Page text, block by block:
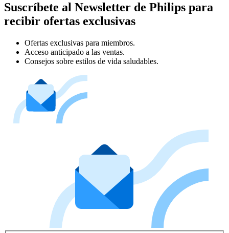
Suscríbete al Newsletter de Philips para
recibir ofertas exclusivas
Ofertas exclusivas para miembros.
Acceso anticipado a las ventas.
Consejos sobre estilos de vida saludables.